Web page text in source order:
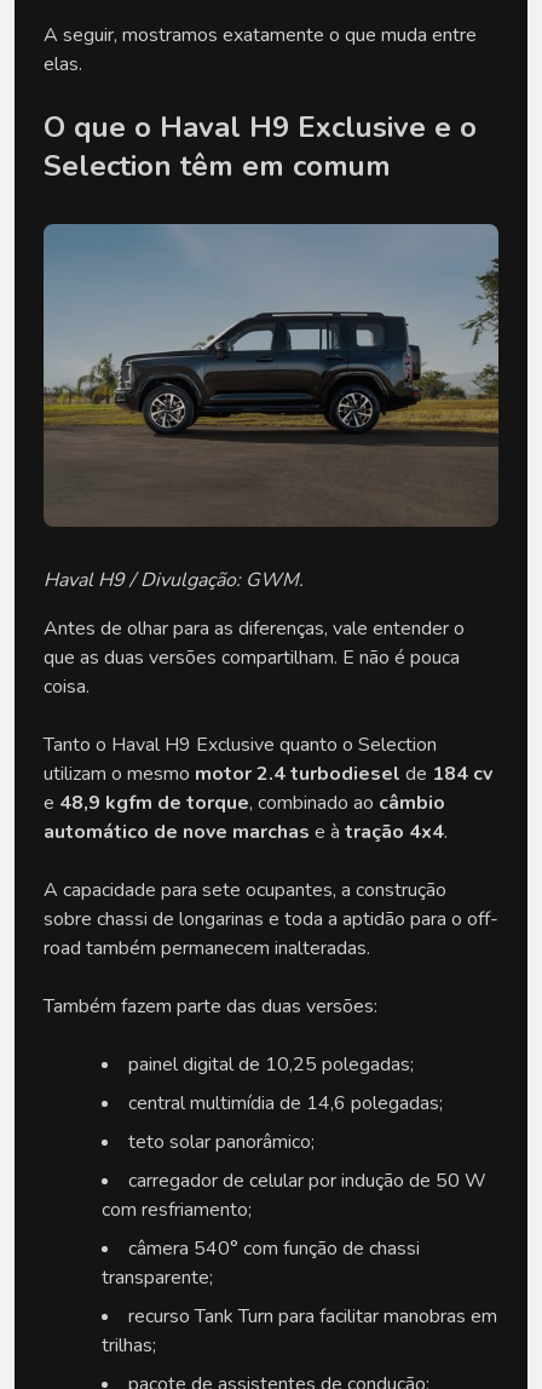
A seguir, mostramos exatamente o que muda entre
elas.
O que o Haval H9 Exclusive e o
Selection têm em comum
Haval H9 / Divulgação: GWM.
Antes de olhar para as diferenças, vale entender o
que as duas versões compartilham. E não é pouca
coisa.
Tanto o Haval H9 Exclusive quanto o Selection
utilizam o mesmo motor 2.4 turbodiesel de 184 cv
e 48,9 kgfm de torque, combinado ao câmbio
automático de nove marchas e à tração 4x4.
A capacidade para sete ocupantes, a construção
sobre chassi de longarinas e toda a aptidão para o off-
road também permanecem inalteradas.
Também fazem parte das duas versões:
painel digital de 10,25 polegadas;
central multimídia de 14,6 polegadas;
teto solar panorâmico;
carregador de celular por indução de 50 W
com resfriamento;
câmera 540° com função de chassi
transparente;
recurso Tank Turn para facilitar manobras em
trilhas;